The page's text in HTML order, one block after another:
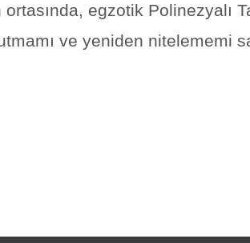
ortasında, egzotik Polinezyalı
ve yeniden nitelememi